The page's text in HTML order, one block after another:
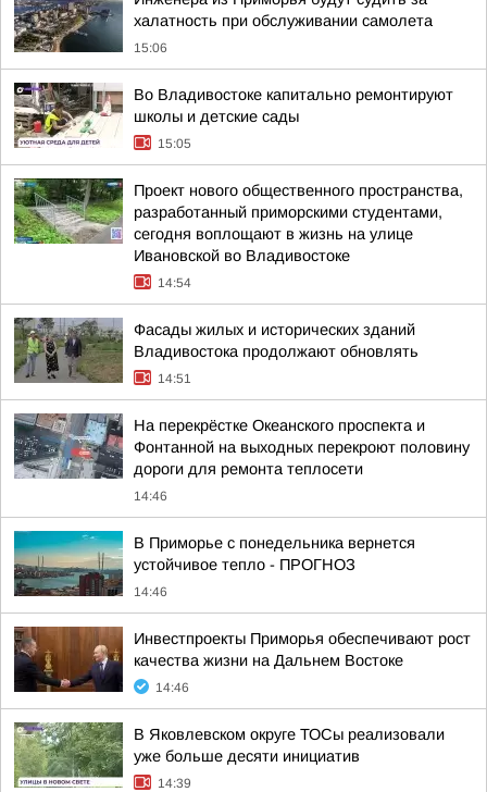
халатность при обслуживании самолета
15:06
Во Владивостоке капитально ремонтируют
школы и детские сады
15:05
Проект нового общественного пространства,
разработанный приморскими студентами,
сегодня воплощают в жизнь на улице
Ивановской во Владивостоке
14:54
Фасады жилых и исторических зданий
Владивостока продолжают обновлять
14:51
На перекрёстке Океанского проспекта и
Фонтанной на выходных перекроют половину
дороги для ремонта теплосети
14:46
В Приморье с понедельника вернется
устойчивое тепло - ПРОГНОЗ
14:46
Инвестпроекты Приморья обеспечивают рост
качества жизни на Дальнем Востоке
14:46
В Яковлевском округе ТОСы реализовали
уже больше десяти инициатив
14:39